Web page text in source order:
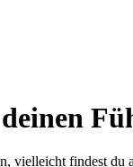
findest du